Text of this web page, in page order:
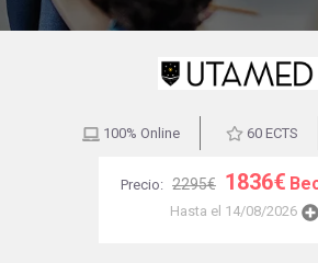
100% Online 60 ECTS
Precio: 2295€ 1836€
Hasta el 14/08/2026